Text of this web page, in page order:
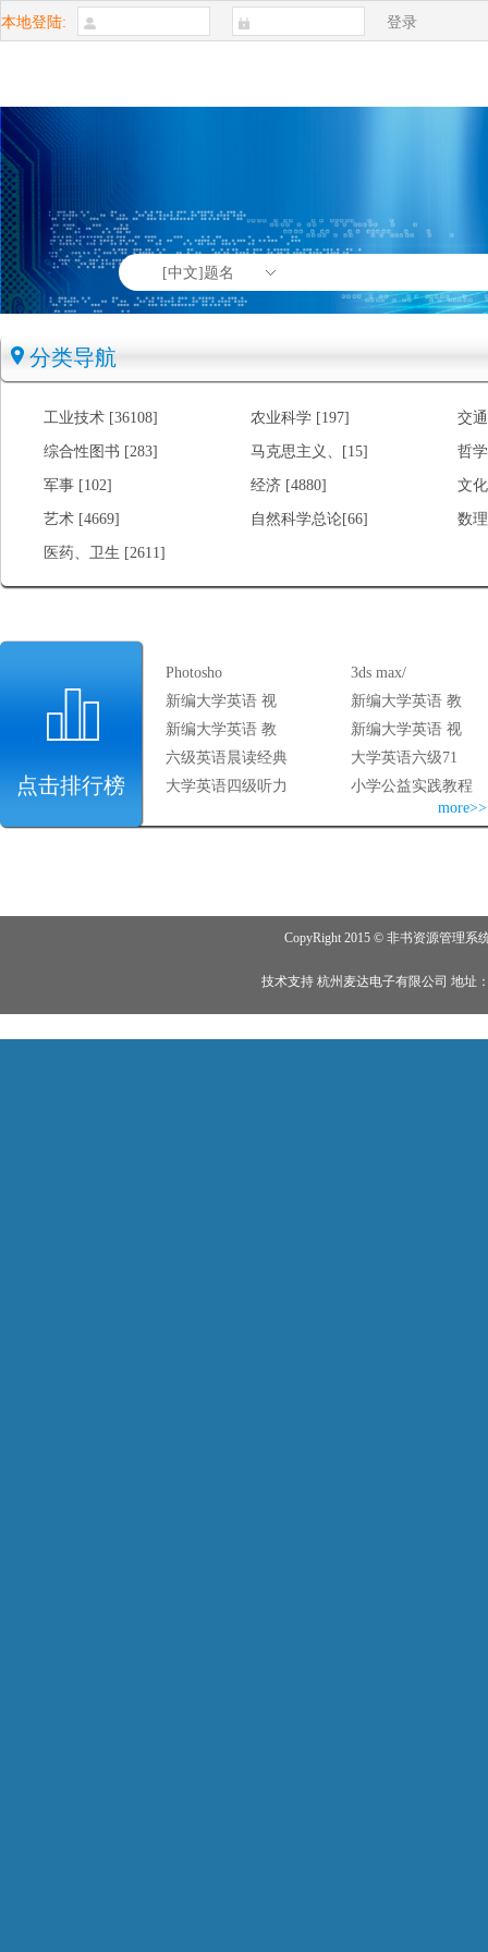
本地登陆: 登录
[中文]题名
分类导航
工业技术 [36108] 农业科学 [197] 交
综合性图书 [283] 马克思主义、[15] 哲
军事 [102] 经济 [4880] 文
艺术 [4669] 自然科学总论[66] 数
医药、卫生 [2611]
点击排行榜
Photosho
3ds max/
新编大学英语 视
新编大学英语 教
新编大学英语 教
新编大学英语 视
六级英语晨读经典
大学英语六级71
大学英语四级听力
小学公益实践教程
more>>
CopyRight 2015 © 非书资源管理系
技术支持 杭州麦达电子有限公司 地址